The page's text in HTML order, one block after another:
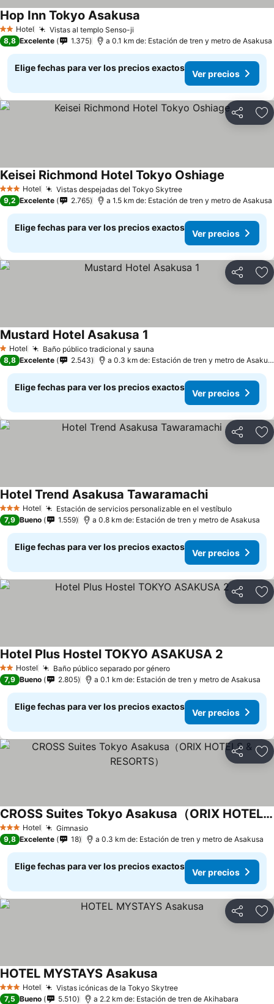
2 Estrellas
Hotel Vistas al templo Senso-ji
Hop Inn Tokyo Asakusa
8,8 Excelente 1.375 a 0.1 km de: Estación de tren y metro de Asakusa
Elige fechas para ver los precios exactos
Ver precios
Compartir
3 Estrellas
Hotel Vistas despejadas del Tokyo Skytree
Keisei Richmond Hotel Tokyo Oshiage
9,2 Excelente 2.765 a 1.5 km de: Estación de tren y metro de Asakusa
Elige fechas para ver los precios exactos
Ver precios
Compartir
1 Estrellas
Hotel Baño público tradicional y sauna
Mustard Hotel Asakusa 1
8,8 Excelente 2.543 a 0.3 km de: Estación de tren y metro de Asakusa
Elige fechas para ver los precios exactos
Ver precios
Compartir
3 Estrellas
Hotel Estación de servicios personalizable en el vestíbulo
Hotel Trend Asakusa Tawaramachi
7,9 Bueno 1.559 a 0.8 km de: Estación de tren y metro de Asakusa
Elige fechas para ver los precios exactos
Ver precios
Compartir
2 Estrellas
Hostel Baño público separado por género
Hotel Plus Hostel TOKYO ASAKUSA 2
7,9 Bueno 2.805 a 0.1 km de: Estación de tren y metro de Asakusa
Elige fechas para ver los precios exactos
Ver precios
Compartir
3 Estrellas
Hotel Gimnasio
CROSS Suites Tokyo Asakusa（ORIX HOTELS & RESORTS）
9,8 Excelente 18 a 0.3 km de: Estación de tren y metro de Asakusa
Elige fechas para ver los precios exactos
Ver precios
Compartir
3 Estrellas
Hotel Vistas icónicas de la Tokyo Skytree
HOTEL MYSTAYS Asakusa
7,5 Bueno 5.510 a 2.2 km de: Estación de tren de Akihabara